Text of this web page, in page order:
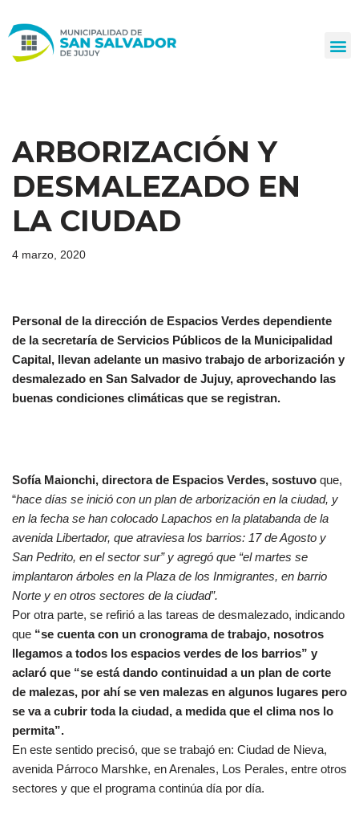
al
ARBORIZACIÓN Y
DESMALEZADO EN
LA CIUDAD
4 marzo, 2020
Personal de la dirección de Espacios Verdes dependiente
de la secretaría de Servicios Públicos de la Municipalidad
Capital, llevan adelante un masivo trabajo de arborización y
desmalezado en San Salvador de Jujuy, aprovechando las
buenas condiciones climáticas que se registran.
Sofía Maionchi, directora de Espacios Verdes, sostuvo que,
“hace días se inició con un plan de arborización en la ciudad, y
en la fecha se han colocado Lapachos en la platabanda de la
avenida Libertador, que atraviesa los barrios: 17 de Agosto y
San Pedrito, en el sector sur” y agregó que “el martes se
implantaron árboles en la Plaza de los Inmigrantes, en barrio
Norte y en otros sectores de la ciudad”.
Por otra parte, se refirió a las tareas de desmalezado, indicando
que “se cuenta con un cronograma de trabajo, nosotros
llegamos a todos los espacios verdes de los barrios” y
aclaró que “se está dando continuidad a un plan de corte
de malezas, por ahí se ven malezas en algunos lugares pero
se va a cubrir toda la ciudad, a medida que el clima nos lo
permita”.
En este sentido precisó, que se trabajó en: Ciudad de Nieva,
avenida Párroco Marshke, en Arenales, Los Perales, entre otros
sectores y que el programa continúa día por día.